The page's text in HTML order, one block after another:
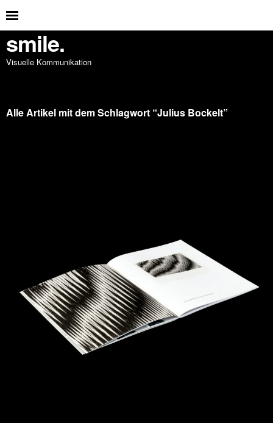
smile.
Visuelle Kommunikation
Alle Artikel mit dem Schlagwort “Julius Bockelt”